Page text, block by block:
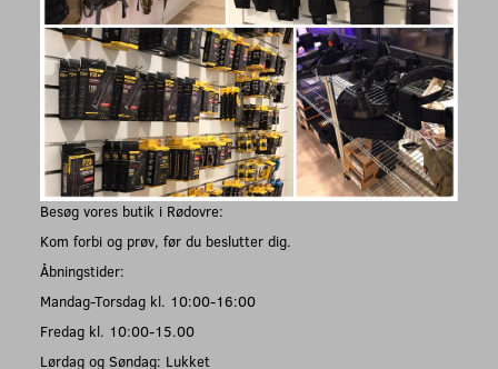
Besøg vores butik i Rødovre:
Kom forbi og prøv, før du beslutter dig.
Åbningstider:
Mandag-Torsdag kl. 10:00-16:00
Fredag kl. 10:00-15.00
Lørdag og Søndag: Lukket